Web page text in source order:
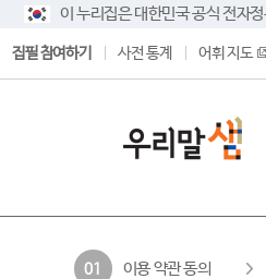
이 누리집은 대한민국 공식 전자
집필 참여하기 사전 통계 어휘 지도
01 이용 약관 동의